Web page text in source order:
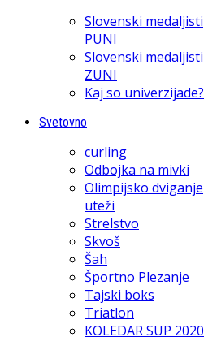
Slovenski medaljisti
PUNI
Slovenski medaljisti
ZUNI
Kaj so univerzijade?
Svetovno
curling
Odbojka na mivki
Olimpijsko dviganje
uteži
Strelstvo
Skvoš
Šah
Športno Plezanje
Tajski boks
Triatlon
KOLEDAR SUP 2020